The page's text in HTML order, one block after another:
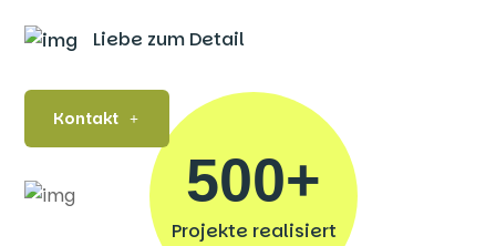
Liebe zum Detail
Kontakt
500+
Projekte realisiert